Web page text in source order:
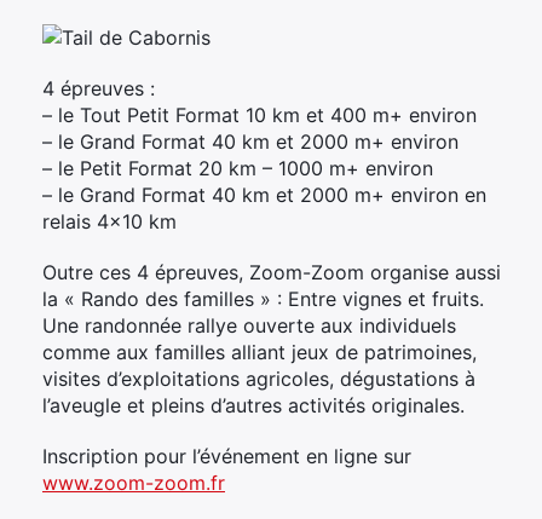
4 épreuves :
– le Tout Petit Format 10 km et 400 m+ environ
– le Grand Format 40 km et 2000 m+ environ
– le Petit Format 20 km – 1000 m+ environ
– le Grand Format 40 km et 2000 m+ environ en
relais 4×10 km
Outre ces 4 épreuves, Zoom-Zoom organise aussi
la « Rando des familles » : Entre vignes et fruits.
Une randonnée rallye ouverte aux individuels
comme aux familles alliant jeux de patrimoines,
visites d’exploitations agricoles, dégustations à
l’aveugle et pleins d’autres activités originales.
Inscription pour l’événement en ligne sur
www.zoom-zoom.fr